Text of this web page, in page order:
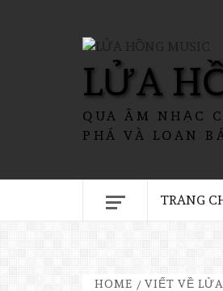
LỬA
QUA ÂM NHẠC
PHÁ VÀ LOAN
TRANG
HOME VIẾT VỀ